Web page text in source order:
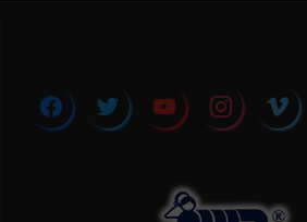
facebook twitter youtube instagramvimeo